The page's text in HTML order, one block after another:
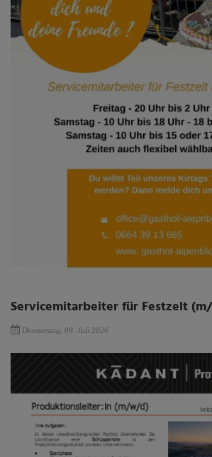
Servicemitarbeiter für Festzelt
Donnerstag, 09. Juli 2026